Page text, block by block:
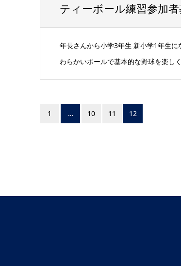
ティーボール練習参加者
年長さんから小学3年生 新小学1年生
わらかいボールで基本的な野球を楽し
1 … 10 11 12